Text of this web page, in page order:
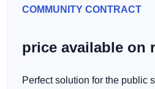
COMMUNITY CONTRACT
price available on
Perfect solution for the public